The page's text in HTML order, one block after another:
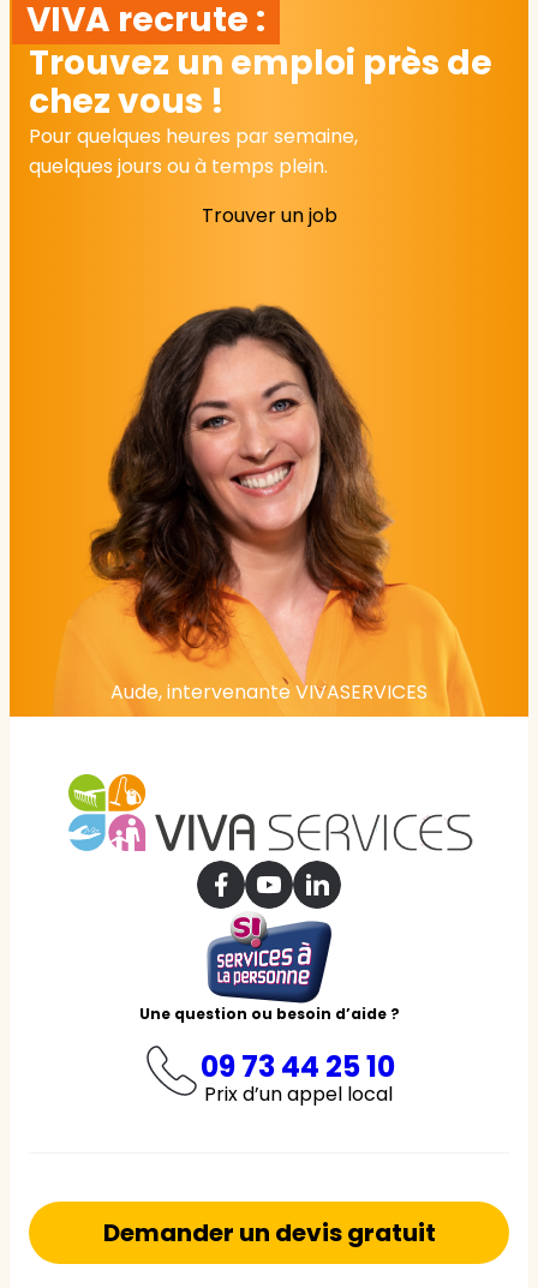
VIVA recrute :
Trouvez un emploi près de
chez vous !
Pour quelques heures par semaine,
quelques jours ou à temps plein.
Trouver un job
Aude, intervenante VIVASERVICES
Une question ou besoin d’aide ?
09 73 44 25 10
Prix d’un appel local
Demander un devis gratuit